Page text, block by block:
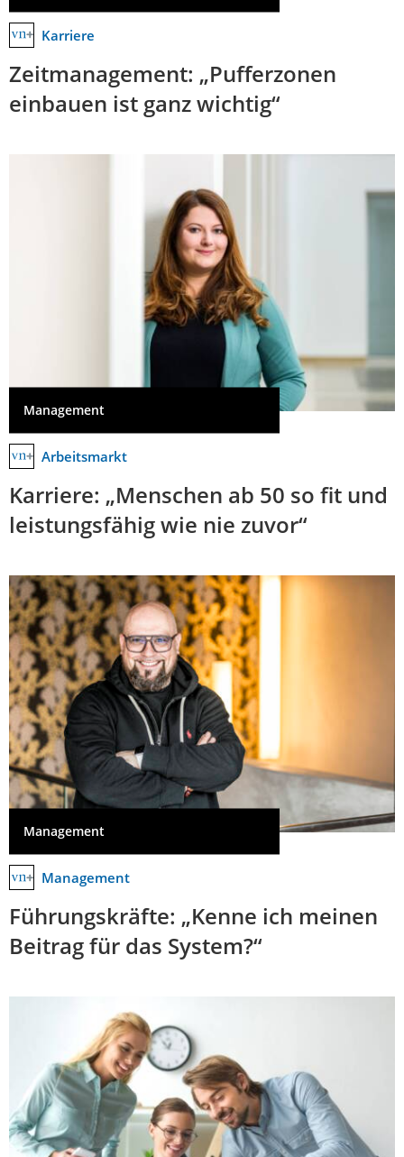
Karriere
Zeitmanagement: „Pufferzonen
einbauen ist ganz wichtig“
Management
Arbeitsmarkt
Karriere: „Menschen ab 50 so fit und
leistungsfähig wie nie zuvor“
Management
Management
Führungskräfte: „Kenne ich meinen
Beitrag für das System?“